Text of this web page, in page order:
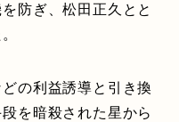
防ぎ、松田正久とと
の利益誘導と引き換
を暗殺された星から